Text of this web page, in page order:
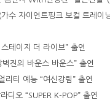
가수 자이언트핑크 보컬 트레이
테이지 더 라이브” 출연
진의 바운스 바운스” 출연
리티 예능 “여신강림” 출연
디오 “SUPER K-POP” 출연